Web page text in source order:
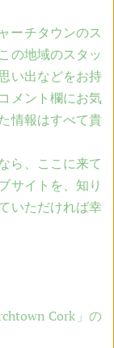
ーチタウンのス
の地域のスタッ
い出などをお持
メント欄にお気
情報はすべて貴
ら、ここに来て
サイトを、知り
いただければ幸
Cork」の